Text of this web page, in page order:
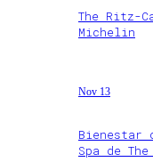
The Ritz-
Michelin
Nov 13
Bienestar
Spa de